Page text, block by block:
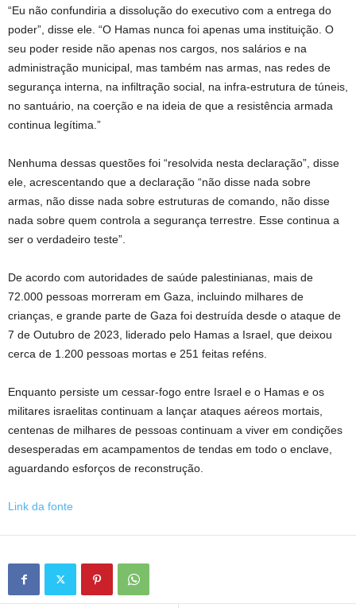
“Eu não confundiria a dissolução do executivo com a entrega do
poder”, disse ele. “O Hamas nunca foi apenas uma instituição. O
seu poder reside não apenas nos cargos, nos salários e na
administração municipal, mas também nas armas, nas redes de
segurança interna, na infiltração social, na infra-estrutura de túneis,
no santuário, na coerção e na ideia de que a resistência armada
continua legítima.”
Nenhuma dessas questões foi “resolvida nesta declaração”, disse
ele, acrescentando que a declaração “não disse nada sobre
armas, não disse nada sobre estruturas de comando, não disse
nada sobre quem controla a segurança terrestre. Esse continua a
ser o verdadeiro teste”.
De acordo com autoridades de saúde palestinianas, mais de
72.000 pessoas morreram em Gaza, incluindo milhares de
crianças, e grande parte de Gaza foi destruída desde o ataque de
7 de Outubro de 2023, liderado pelo Hamas a Israel, que deixou
cerca de 1.200 pessoas mortas e 251 feitas reféns.
Enquanto persiste um cessar-fogo entre Israel e o Hamas e os
militares israelitas continuam a lançar ataques aéreos mortais,
centenas de milhares de pessoas continuam a viver em condições
desesperadas em acampamentos de tendas em todo o enclave,
aguardando esforços de reconstrução.
Link da fonte